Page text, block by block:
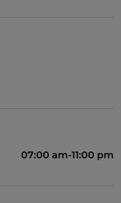
07:00 am-11:00 pm